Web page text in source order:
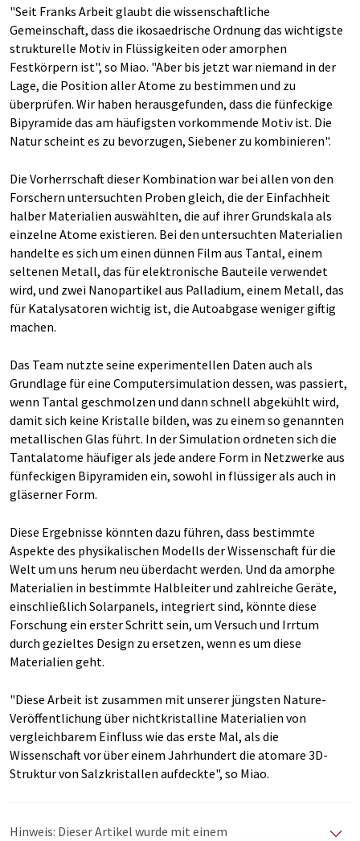
"Seit Franks Arbeit glaubt die wissenschaftliche
Gemeinschaft, dass die ikosaedrische Ordnung das wichtigste
strukturelle Motiv in Flüssigkeiten oder amorphen
Festkörpern ist", so Miao. "Aber bis jetzt war niemand in der
Lage, die Position aller Atome zu bestimmen und zu
überprüfen. Wir haben herausgefunden, dass die fünfeckige
Bipyramide das am häufigsten vorkommende Motiv ist. Die
Natur scheint es zu bevorzugen, Siebener zu kombinieren".
Die Vorherrschaft dieser Kombination war bei allen von den
Forschern untersuchten Proben gleich, die der Einfachheit
halber Materialien auswählten, die auf ihrer Grundskala als
einzelne Atome existieren. Bei den untersuchten Materialien
handelte es sich um einen dünnen Film aus Tantal, einem
seltenen Metall, das für elektronische Bauteile verwendet
wird, und zwei Nanopartikel aus Palladium, einem Metall, das
für Katalysatoren wichtig ist, die Autoabgase weniger giftig
machen.
Das Team nutzte seine experimentellen Daten auch als
Grundlage für eine Computersimulation dessen, was passiert,
wenn Tantal geschmolzen und dann schnell abgekühlt wird,
damit sich keine Kristalle bilden, was zu einem so genannten
metallischen Glas führt. In der Simulation ordneten sich die
Tantalatome häufiger als jede andere Form in Netzwerke aus
fünfeckigen Bipyramiden ein, sowohl in flüssiger als auch in
gläserner Form.
Diese Ergebnisse könnten dazu führen, dass bestimmte
Aspekte des physikalischen Modells der Wissenschaft für die
Welt um uns herum neu überdacht werden. Und da amorphe
Materialien in bestimmte Halbleiter und zahlreiche Geräte,
einschließlich Solarpanels, integriert sind, könnte diese
Forschung ein erster Schritt sein, um Versuch und Irrtum
durch gezieltes Design zu ersetzen, wenn es um diese
Materialien geht.
"Diese Arbeit ist zusammen mit unserer jüngsten Nature-
Veröffentlichung über nichtkristalline Materialien von
vergleichbarem Einfluss wie das erste Mal, als die
Wissenschaft vor über einem Jahrhundert die atomare 3D-
Struktur von Salzkristallen aufdeckte", so Miao.
Hinweis: Dieser Artikel wurde mit einem